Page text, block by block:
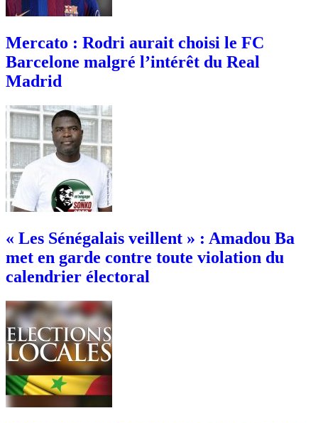
Mercato : Rodri aurait choisi le FC
Barcelone malgré l’intérêt du Real
Madrid
« Les Sénégalais veillent » : Amadou Ba
met en garde contre toute violation du
calendrier électoral